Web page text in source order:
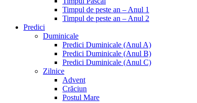
Timpul de peste an – Anul 1
Timpul de peste an – Anul 2
Predici
Duminicale
Predici Duminicale (Anul A)
Predici Duminicale (Anul B)
Predici Duminicale (Anul C)
Zilnice
Advent
Crăciun
Postul Mare